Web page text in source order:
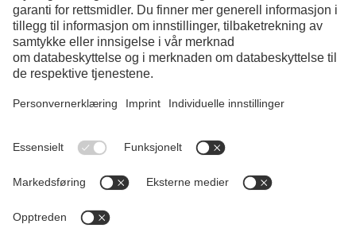
Instagram